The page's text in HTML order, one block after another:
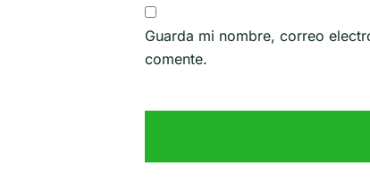
Guarda mi nombre, correo
comente.